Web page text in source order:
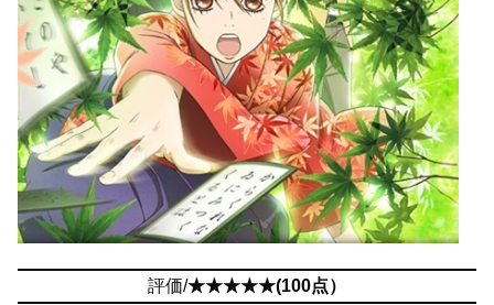
評価/★★★★★(100点）